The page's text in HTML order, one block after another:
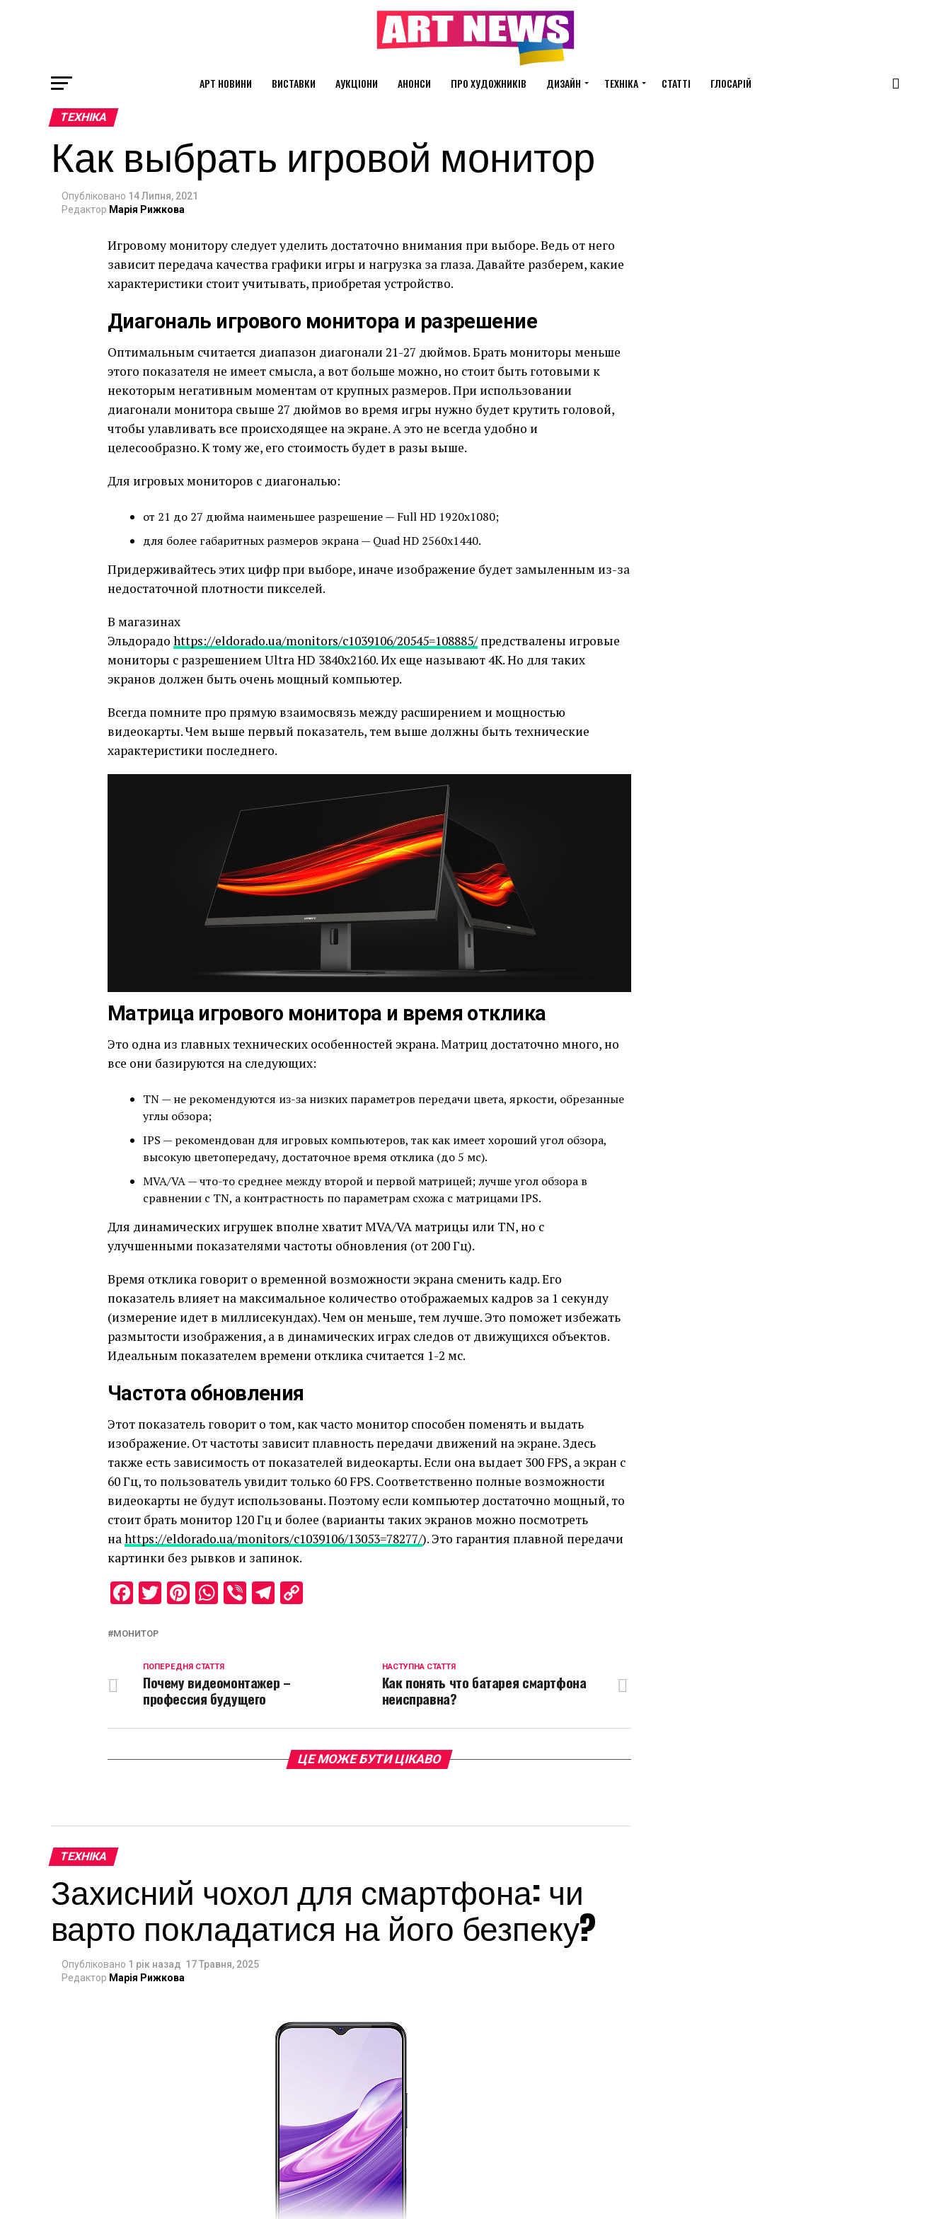
АРТ НОВИНИ ВИСТАВКИ АУКЦІОНИ АНОНСИ ПРО ХУДОЖНИКІВ ДИЗАЙН ТЕХНІКА СТАТТІ ГЛОСАРІЙ
ТЕХНІКА
Как выбрать игровой монитор
Опубліковано 14 Липня, 2021
Редактор Марія Рижкова
Игровому монитору следует уделить достаточно внимания при выборе. Ведь от него
зависит передача качества графики игры и нагрузка за глаза. Давайте разберем, какие
характеристики стоит учитывать, приобретая устройство.
Диагональ игрового монитора и разрешение
Оптимальным считается диапазон диагонали 21-27 дюймов. Брать мониторы меньше
этого показателя не имеет смысла, а вот больше можно, но стоит быть готовыми к
некоторым негативным моментам от крупных размеров. При использовании
диагонали монитора свыше 27 дюймов во время игры нужно будет крутить головой,
чтобы улавливать все происходящее на экране. А это не всегда удобно и
целесообразно. К тому же, его стоимость будет в разы выше.
Для игровых мониторов с диагональю:
от 21 до 27 дюйма наименьшее разрешение — Full HD 1920х1080;
для более габаритных размеров экрана — Quad HD 2560х1440.
Придерживайтесь этих цифр при выборе, иначе изображение будет замыленным из-за
недостаточной плотности пикселей.
В магазинах
Эльдорадо https://eldorado.ua/monitors/c1039106/20545=108885/предствалены игровые
мониторы с разрешением Ultra HD 3840х2160. Их еще называют 4К. Но для таких
экранов должен быть очень мощный компьютер.
Всегда помните про прямую взаимосвязь между расширением и мощностью
видеокарты. Чем выше первый показатель, тем выше должны быть технические
характеристики последнего.
Матрица игрового монитора и время отклика
Это одна из главных технических особенностей экрана. Матриц достаточно много, но
все они базируются на следующих:
TN — не рекомендуются из-за низких параметров передачи цвета, яркости, обрезанные
углы обзора;
IPS — рекомендован для игровых компьютеров, так как имеет хороший угол обзора,
высокую цветопередачу, достаточное время отклика (до 5 мс).
MVA/VA — что-то среднее между второй и первой матрицей; лучше угол обзора в
сравнении с TN, а контрастность по параметрам схожа с матрицами IPS.
Для динамических игрушек вполне хватит MVA/VA матрицы или TN, но с
улучшенными показателями частоты обновления (от 200 Гц).
Время отклика говорит о временной возможности экрана сменить кадр. Его
показатель влияет на максимальное количество отображаемых кадров за 1 секунду
(измерение идет в миллисекундах). Чем он меньше, тем лучше. Это поможет избежать
размытости изображения, а в динамических играх следов от движущихся объектов.
Идеальным показателем времени отклика считается 1-2 мс.
Частота обновления
Этот показатель говорит о том, как часто монитор способен поменять и выдать
изображение. От частоты зависит плавность передачи движений на экране. Здесь
также есть зависимость от показателей видеокарты. Если она выдает 300 FPS, а экран с
60 Гц, то пользователь увидит только 60 FPS. Соответственно полные возможности
видеокарты не будут использованы. Поэтому если компьютер достаточно мощный, то
стоит брать монитор 120 Гц и более (варианты таких экранов можно посмотреть
наhttps://eldorado.ua/monitors/c1039106/13053=78277/). Это гарантия плавной передачи
картинки без рывков и запинок.
Facebook
Twitter
Pinterest
WhatsApp
ViberTelegram
МОНИТОР
НАСТУПНА СТАТТЯ
Как понять что батарея смартфона
неисправна?
ПОПЕРЕДНЯ СТАТТЯ
Почему видеомонтажер –
профессия будущего
ЦЕ МОЖЕ БУТИ ЦІКАВО
ТЕХНІКА
Захисний чохол для смартфона: чи
варто покладатися на його безпеку?
Опубліковано 1 рік назад 17 Травня, 2025
Редактор Марія Рижкова